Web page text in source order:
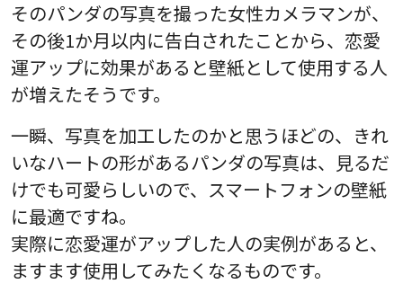
そのパンダの写真を撮った女性カメラマンが、
その後1か月以内に告白されたことから、恋愛
運アップに効果があると壁紙として使用する人
が増えたそうです。
一瞬、写真を加工したのかと思うほどの、きれ
いなハートの形があるパンダの写真は、見るだ
けでも可愛らしいので、スマートフォンの壁紙
に最適ですね。
実際に恋愛運がアップした人の実例があると、
ますます使用してみたくなるものです。